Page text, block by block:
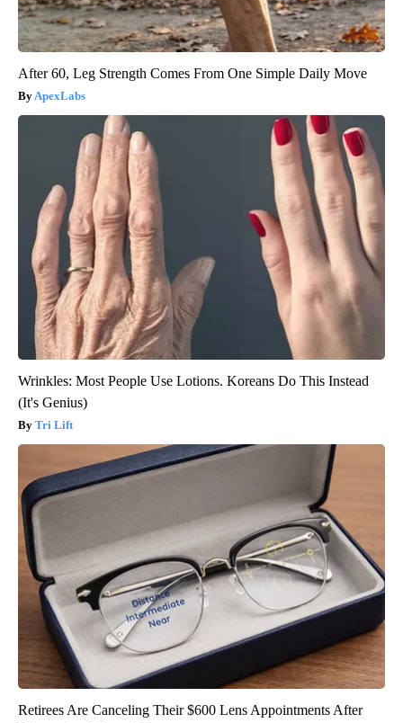
After 60, Leg Strength Comes From One Simple Daily Move
ApexLabs
Wrinkles: Most People Use Lotions. Koreans Do This Instead
(It's Genius)
Tri Lift
Retirees Are Canceling Their $600 Lens Appointments After